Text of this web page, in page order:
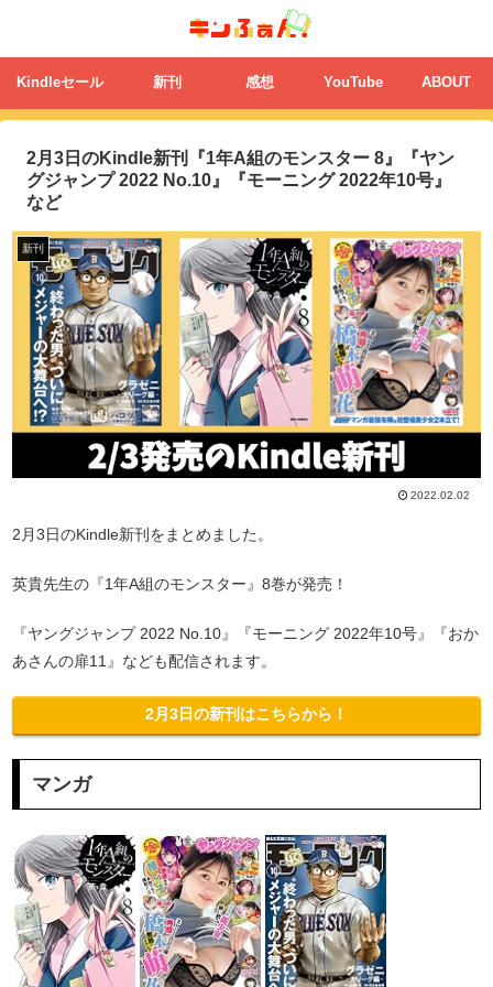
Kindleセール 新刊 感想 YouTube ABOUT
2月3日のKindle新刊『1年A組のモンスター 8』『ヤン
グジャンプ 2022 No.10』『モーニング 2022年10号』
など
新刊
2022.02.02
2月3日のKindle新刊をまとめました。
英貴先生の『1年A組のモンスター』8巻が発売！
『ヤングジャンプ 2022 No.10』『モーニング 2022年10号』『おか
あさんの扉11』なども配信されます。
2月3日の新刊はこちらから！
マンガ